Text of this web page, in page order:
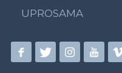
UPROSAMA